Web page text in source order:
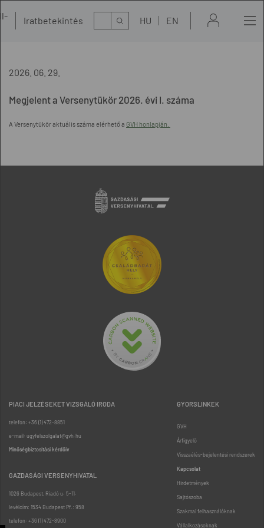
Iratbetekintés Kereső HU EN
2026. 06. 29.
Megjelent a Versenytükör 2026. évi I. száma
A Versenytükör aktuális száma elérhető a GVH honlapján.
PIACI JELZÉSEKET VIZSGÁLÓ IRODA
telefon: +36 (1) 472-8851
e-mail: ugyfelszolgalat@gvh.hu
Minőségbiztosítási kérdőív
GAZDASÁGI VERSENYHIVATAL
1026 Budapest, Riadó u. 5-11.
levélcím: 1534 Budapest Pf.: 958
telefon: +36 (1) 472-8900
GYORSLINKEK
GVH
Árfigyelő
Visszaélés-bejelentési rendszerek
Kapcsolat
Hirdetmények
Sajtószoba
Szakmai felhasználóknak
Vállalkozásoknak